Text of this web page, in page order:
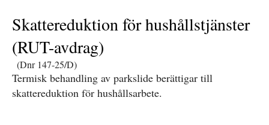
Skattereduktion för hushållstjänster
(RUT-avdrag)
(Dnr 147-25/D)
Termisk behandling av parkslide berättigar till
skattereduktion för hushållsarbete.